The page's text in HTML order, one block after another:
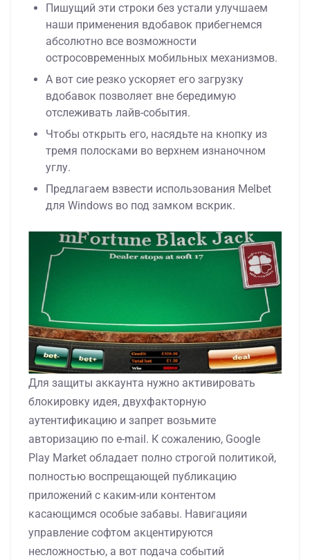
Пишущий эти строки без устали улучшаем
наши применения вдобавок прибегнемся
абсолютно все возможности
остросовременных мобильных механизмов.
А вот сие резко ускоряет его загрузку
вдобавок позволяет вне бередимую
отслеживать лайв-события.
Чтобы открыть его, насядьте на кнопку из
тремя полосками во верхнем изнаночном
углу.
Предлагаем взвести использования Melbet
для Windows во под замком вскрик.
Для защиты аккаунта нужно активировать
блокировку идея, двухфакторную
аутентификацию и запрет возьмите
авторизацию по e-mail. К сожалению, Google
Play Market обладает полно строгой политикой,
полностью воспрещающей публикацию
приложений с каким-или контентом
касающимся особые забавы. Навигацияи
управление софтом акцентируются
несложностью, а вот подача событий